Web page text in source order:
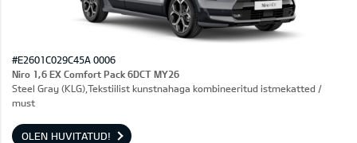
#E2601C029C45A 0006
Niro 1,6 EX Comfort Pack 6DCT MY26
Steel Gray (KLG),Tekstiilist kunstnahaga kombineeritud istmekatted /
must
OLEN HUVITATUD!